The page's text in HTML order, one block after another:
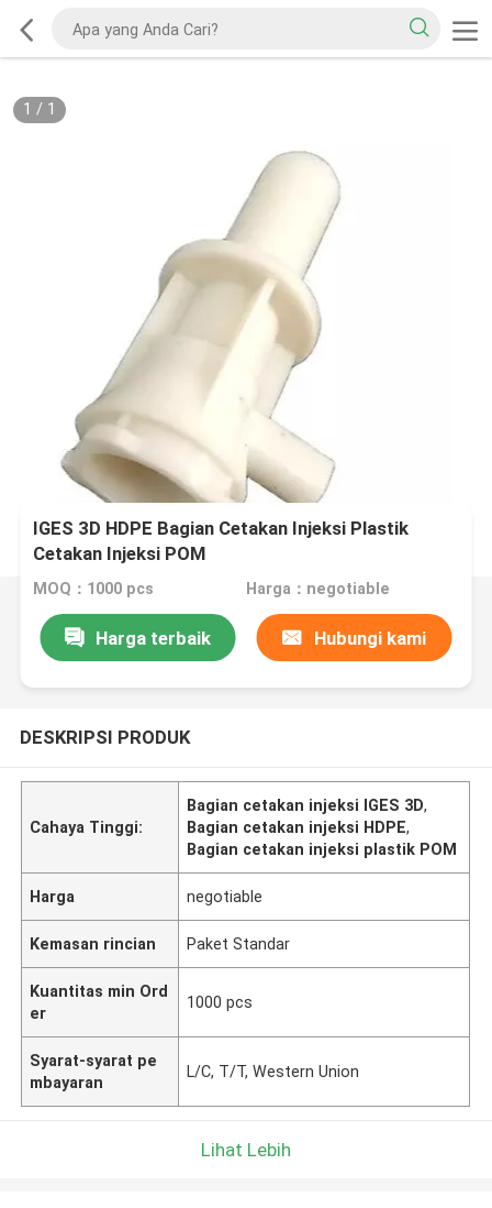
1 / 1
IGES 3D HDPE Bagian Cetakan Injeksi Plastik
Cetakan Injeksi POM
MOQ：1000 pcs Harga：negotiable
Harga terbaik Hubungi kami
DESKRIPSI PRODUK
Cahaya Tinggi:
Bagian cetakan injeksi IGES 3D,
Bagian cetakan injeksi HDPE,
Bagian cetakan injeksi plastik POM
Harga negotiable
Kemasan rincian Paket Standar
Kuantitas min Ord
er
1000 pcs
Syarat-syarat pe
mbayaran
L/C, T/T, Western Union
Lihat Lebih